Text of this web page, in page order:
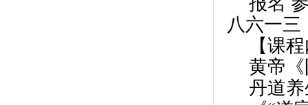
八六一三
【课
黄帝
丹道